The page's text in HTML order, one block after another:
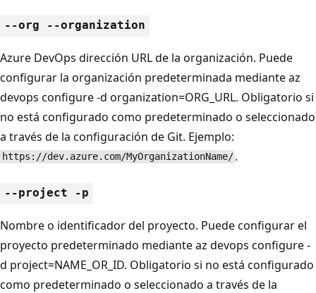
--org --organization
Azure DevOps dirección URL de la organización. Puede
configurar la organización predeterminada mediante az
devops configure -d organization=ORG_URL. Obligatorio si
no está configurado como predeterminado o seleccionado
a través de la configuración de Git. Ejemplo:
https://dev.azure.com/MyOrganizationName/ .
--project -p
Nombre o identificador del proyecto. Puede configurar el
proyecto predeterminado mediante az devops configure -
d project=NAME_OR_ID. Obligatorio si no está configurado
como predeterminado o seleccionado a través de la